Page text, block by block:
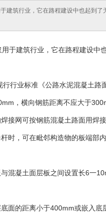
建筑行业，它在路程建设中也起到
于建筑行业，它在路程建设中
行业标准《公路水泥混凝土
，横向钢筋距离不应大于
接网可按钢筋混凝土路面用焊接
时，可在毗邻构造物的板端部
混凝土面层板之间设置长6一
面的距离小于400mm或嵌入